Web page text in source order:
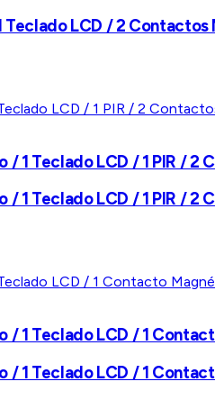
Teclado LCD / 2
/ 1 Teclado LCD / 1 PIR /
/ 1 Teclado LCD / 1 PIR /
/ 1 Teclado LCD / 1
/ 1 Teclado LCD / 1